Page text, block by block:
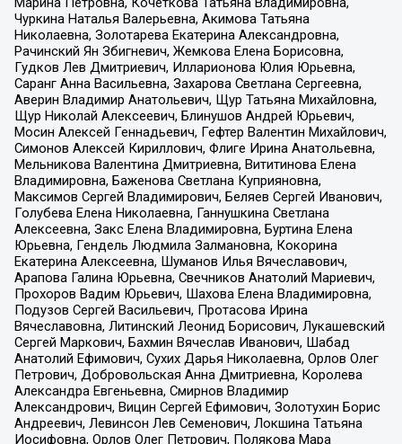
Чуркина Наталья Валерьевна, Акимова Татьяна
Николаевна, Золотарева Екатерина Александровна,
Рачинский Ян Збигневич, Жемкова Елена Борисовна,
Гудков Лев Дмитриевич, Илларионова Юлия Юрьевна,
Саранг Анна Васильевна, Захарова Светлана Сергеевна,
Аверин Владимир Анатольевич, Щур Татьяна Михайловна,
Щур Николай Алексеевич, Блинушов Андрей Юрьевич,
Мосин Алексей Геннадьевич, Гефтер Валентин Михайлович,
Симонов Алексей Кириллович, Флиге Ирина Анатольевна,
Мельникова Валентина Дмитриевна, Вититинова Елена
Владимировна, Баженова Светлана Куприяновна,
Максимов Сергей Владимирович, Беляев Сергей Иванович,
Голубева Елена Николаевна, Ганнушкина Светлана
Алексеевна, Закс Елена Владимировна, Буртина Елена
Юрьевна, Гендель Людмила Залмановна, Кокорина
Екатерина Алексеевна, Шуманов Илья Вячеславович,
Арапова Галина Юрьевна, Свечников Анатолий Мариевич,
Прохоров Вадим Юрьевич, Шахова Елена Владимировна,
Подузов Сергей Васильевич, Протасова Ирина
Вячеславовна, Литинский Леонид Борисович, Лукашевский
Сергей Маркович, Бахмин Вячеслав Иванович, Шабад
Анатолий Ефимович, Сухих Дарья Николаевна, Орлов Олег
Петрович, Добровольская Анна Дмитриевна, Королева
Александра Евгеньевна, Смирнов Владимир
Александрович, Вицин Сергей Ефимович, Золотухин Борис
Андреевич, Левинсон Лев Семенович, Локшина Татьяна
Иосифовна, Орлов Олег Петрович, Полякова Мара